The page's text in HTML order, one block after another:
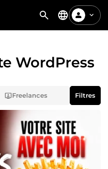
WordPress
Freelances Filtres